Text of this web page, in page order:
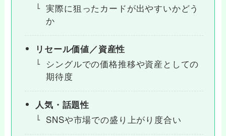
実際に狙ったカードが出やすいかどう
か
リセール価値／資産性
シングルでの価格推移や資産としての
期待度
人気・話題性
SNSや市場での盛り上がり度合い